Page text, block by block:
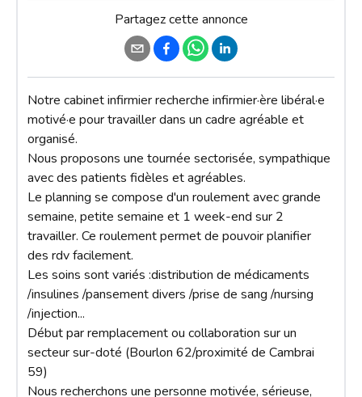
Partagez cette annonce
Notre cabinet infirmier recherche infirmier·ère libéral·e
motivé·e pour travailler dans un cadre agréable et
organisé.
Nous proposons une tournée sectorisée, sympathique
avec des patients fidèles et agréables.
Le planning se compose d'un roulement avec grande
semaine, petite semaine et 1 week-end sur 2
travailler. Ce roulement permet de pouvoir planifier
des rdv facilement.
Les soins sont variés :distribution de médicaments
/insulines /pansement divers /prise de sang /nursing
/injection...
Début par remplacement ou collaboration sur un
secteur sur-doté (Bourlon 62/proximité de Cambrai
59)
Nous recherchons une personne motivée, sérieuse,